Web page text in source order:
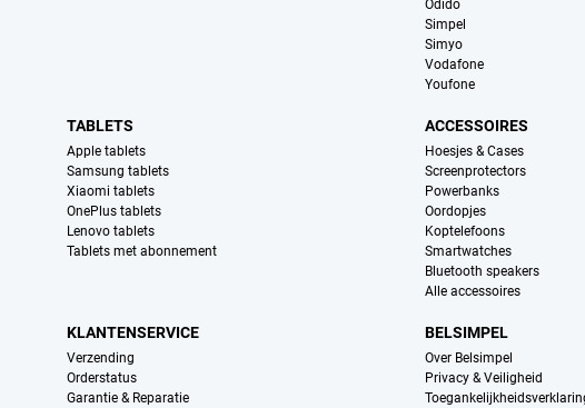
Odido
Simpel
Simyo
Vodafone
Youfone
TABLETS
Apple tablets
Samsung tablets
Xiaomi tablets
OnePlus tablets
Lenovo tablets
Tablets met abonnement
ACCESSOIRES
Hoesjes & Cases
Screenprotectors
Powerbanks
Oordopjes
Koptelefoons
Smartwatches
Bluetooth speakers
Alle accessoires
KLANTENSERVICE
Verzending
Orderstatus
Garantie & Reparatie
BELSIMPEL
Over Belsimpel
Privacy & Veiligheid